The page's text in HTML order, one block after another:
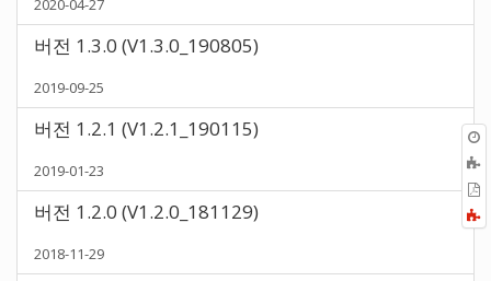
2020-04-27
버전 1.3.0 (V1.3.0_190805)
2019-09-25
버전 1.2.1 (V1.2.1_190115)
2019-01-23
버전 1.2.0 (V1.2.0_181129)
2018-11-29